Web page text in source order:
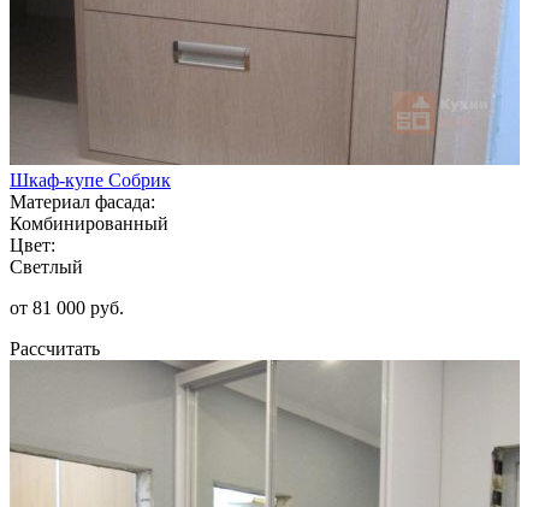
Шкаф-купе Собрик
Материал фасада:
Комбинированный
Цвет:
Светлый
от 81 000 руб.
Рассчитать